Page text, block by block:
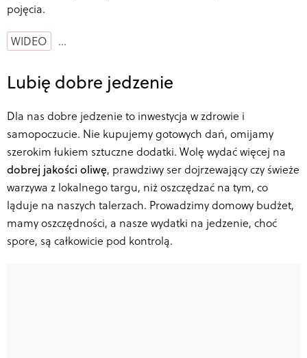
pojęcia.
WIDEO …
Lubię dobre jedzenie
Dla nas dobre jedzenie to inwestycja w zdrowie i
samopoczucie. Nie kupujemy gotowych dań, omijamy
szerokim łukiem sztuczne dodatki. Wolę wydać więcej na
dobrej jakości oliwę, prawdziwy ser dojrzewający czy świeże
warzywa z lokalnego targu, niż oszczędzać na tym, co
ląduje na naszych talerzach. Prowadzimy domowy budżet,
mamy oszczędności, a nasze wydatki na jedzenie, choć
spore, są całkowicie pod kontrolą.